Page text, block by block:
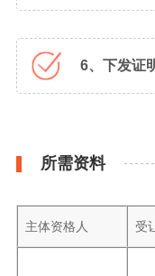
6、下发证
所需资料
主体资格人 受